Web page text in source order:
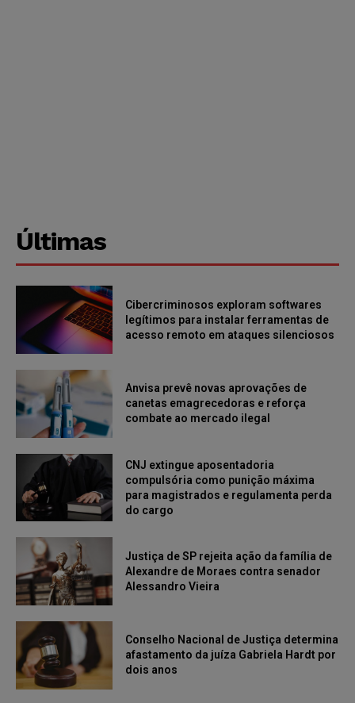
Últimas
Cibercriminosos exploram softwares
legítimos para instalar ferramentas de
acesso remoto em ataques silenciosos
Anvisa prevê novas aprovações de
canetas emagrecedoras e reforça
combate ao mercado ilegal
CNJ extingue aposentadoria
compulsória como punição máxima
para magistrados e regulamenta perda
do cargo
Justiça de SP rejeita ação da família de
Alexandre de Moraes contra senador
Alessandro Vieira
Conselho Nacional de Justiça determina
afastamento da juíza Gabriela Hardt por
dois anos